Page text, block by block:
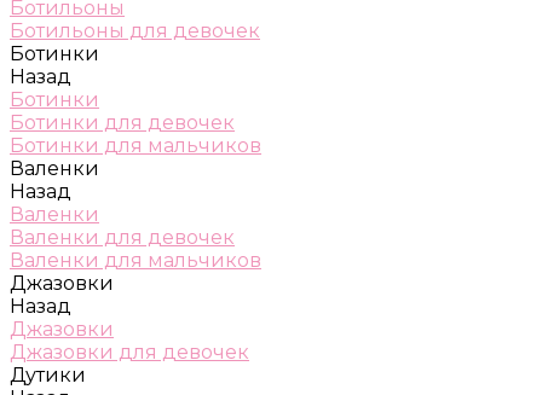
Ботильоны
Ботильоны для девочек
Ботинки
Назад
Ботинки
Ботинки для девочек
Ботинки для мальчиков
Валенки
Назад
Валенки
Валенки для девочек
Валенки для мальчиков
Джазовки
Назад
Джазовки
Джазовки для девочек
Дутики